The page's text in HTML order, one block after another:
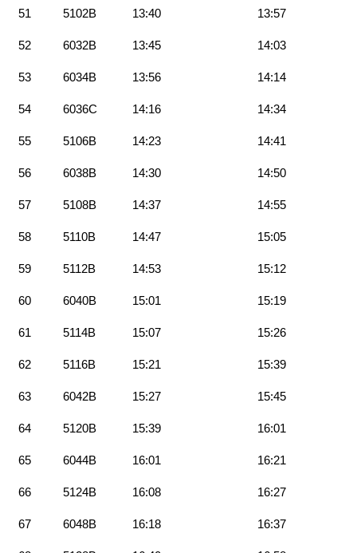
51 5102B 13:40 13:57
52 6032B 13:45 14:03
53 6034B 13:56 14:14
54 6036C 14:16 14:34
55 5106B 14:23 14:41
56 6038B 14:30 14:50
57 5108B 14:37 14:55
58 5110B 14:47 15:05
59 5112B 14:53 15:12
60 6040B 15:01 15:19
61 5114B 15:07 15:26
62 5116B 15:21 15:39
63 6042B 15:27 15:45
64 5120B 15:39 16:01
65 6044B 16:01 16:21
66 5124B 16:08 16:27
67 6048B 16:18 16:37